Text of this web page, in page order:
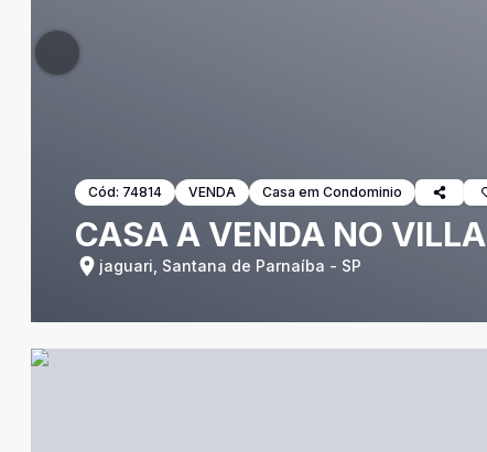
Cód: 74814 VENDA Casa em Condominio
CASA A VENDA NO
jaguari, Santana de Parnaíba - SP